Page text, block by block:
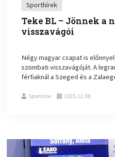
Sporthírek
Teke BL – Jönnek a
visszavágói
Négy magyar csapat is
szombati visszavágóját. A
férfiaknál a Szeged és a
Sportime 2025.12.08.